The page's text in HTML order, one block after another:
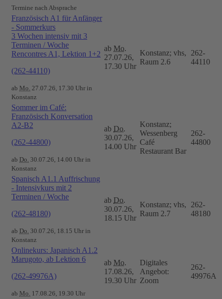
Termine nach Absprache
Französisch A1 für Anfänger
- Sommerkurs
3 Wochen intensiv mit 3
Terminen / Woche
Rencontres A1, Lektion 1+2
(262-44110)
ab Mo. 27.07.26, 17.30 Uhr in
Konstanz
ab Mo.
27.07.26,
17.30 Uhr
Konstanz; vhs,
Raum 2.6
262-
44110
Sommer im Café:
Französisch Konversation
A2-B2
(262-44800)
ab Do. 30.07.26, 14.00 Uhr in
Konstanz
ab Do.
30.07.26,
14.00 Uhr
Konstanz;
Wessenberg
Café
Restaurant Bar
262-
44800
Spanisch A1.1 Auffrischung
- Intensivkurs mit 2
Terminen / Woche
(262-48180)
ab Do. 30.07.26, 18.15 Uhr in
Konstanz
ab Do.
30.07.26,
18.15 Uhr
Konstanz; vhs,
Raum 2.7
262-
48180
Onlinekurs: Japanisch A1.2
Marugoto, ab Lektion 6
(262-49976A)
ab Mo. 17.08.26, 19.30 Uhr
ab Mo.
17.08.26,
19.30 Uhr
Digitales
Angebot:
Zoom
262-
49976A